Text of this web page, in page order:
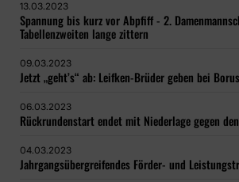
13.03.2023
Spannung bis kurz vor Abpfiff - 2.
Tabellenzweiten lange zittern
09.03.2023
Jetzt „geht’s“ ab: Leifken-Brüder geben bei
06.03.2023
Rückrundenstart endet mit Niederlage gegen
04.03.2023
Jahrgangsübergreifendes Förder- und